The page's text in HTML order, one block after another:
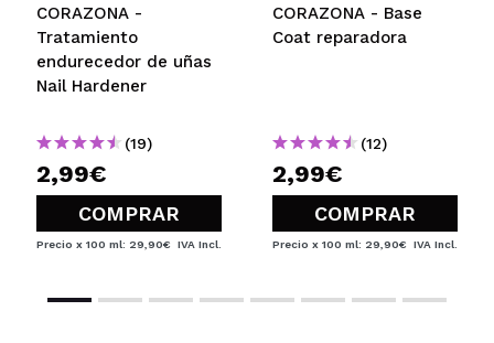
CORAZONA -
Tratamiento
endurecedor de uñas
Nail Hardener
(19)
2,99€
COMPRAR
Precio x 100 ml: 29,90€ IVA Incl.
CORAZONA - Base
Coat reparadora
(12)
2,99€
COMPRAR
Precio x 100 ml: 29,90€ IVA Incl.